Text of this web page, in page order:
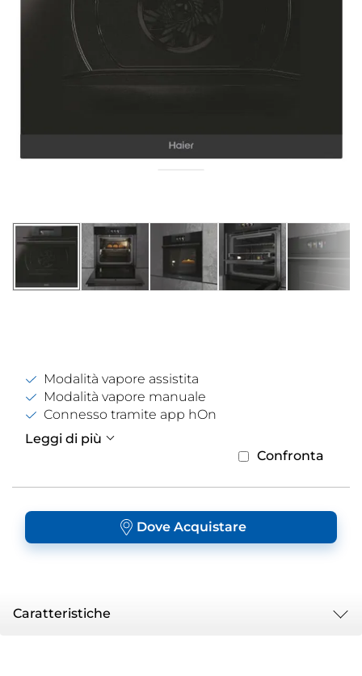
Modalità vapore assistita
Modalità vapore manuale
Connesso tramite app hOn
Leggi di più
Confronta
Dove Acquistare
Caratteristiche